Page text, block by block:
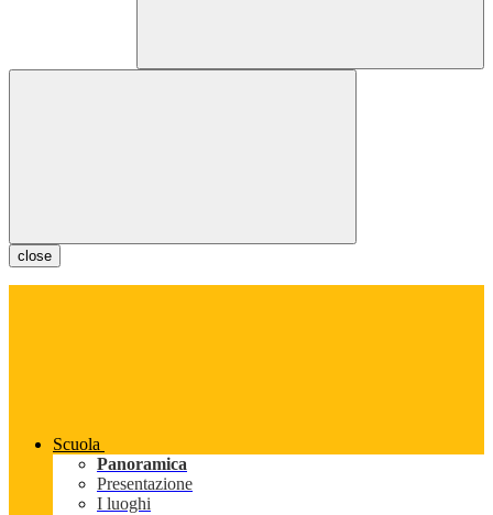
close
Scuola
Panoramica
Presentazione
I luoghi